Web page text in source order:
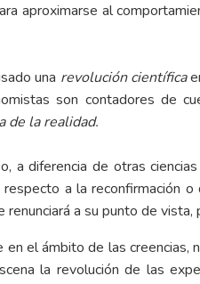
aproximarse al
una revolución científica
son contadores de
de la realidad.
a diferencia de otras
a la reconfirmación
a su punto de
el ámbito de las creencias,
la revolución de las